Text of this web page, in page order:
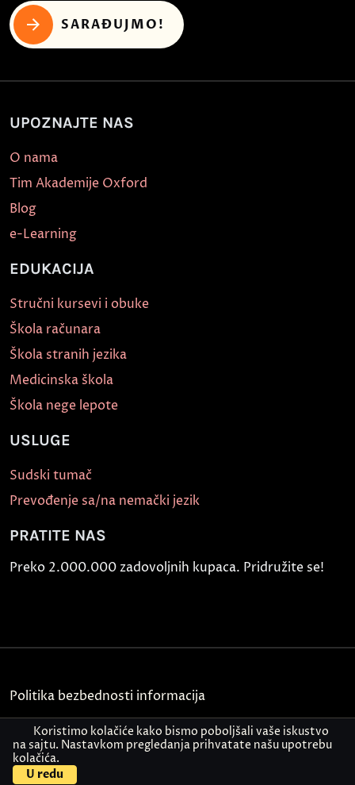
SARAĐUJMO!
UPOZNAJTE NAS
O nama
Tim Akademije Oxford
Blog
e-Learning
EDUKACIJA
Stručni kursevi i obuke
Škola računara
Škola stranih jezika
Medicinska škola
Škola nege lepote
USLUGE
Sudski tumač
Prevođenje sa/na nemački jezik
PRATITE NAS
Preko 2.000.000 zadovoljnih kupaca. Pridružite se!
Politika bezbednosti informacija
Kontakt
© Akademija Oxford 2026.
Koristimo kolačiće kako bismo poboljšali vaše iskustvo
na sajtu. Nastavkom pregledanja prihvatate našu upotrebu
kolačića.
U redu